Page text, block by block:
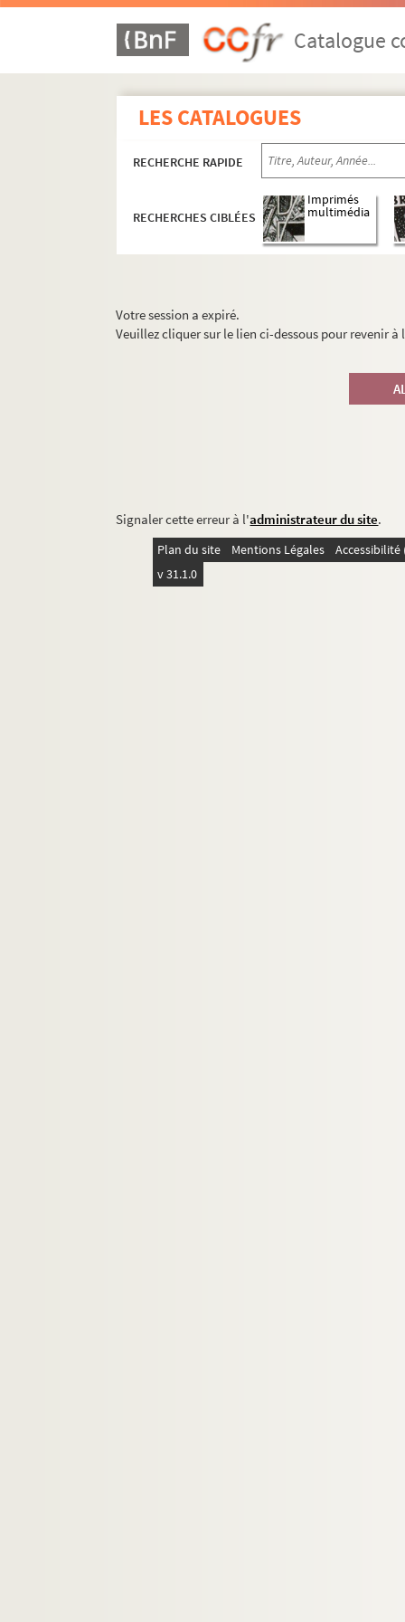
Catalogue
LES CATALOGUES
RECHERCHE RAPIDE
RECHERCHES CIBLÉES
Imprimés
multimédia
Votre session a expiré.
Veuillez cliquer sur le lien ci-dessous pour revenir
Signaler cette erreur à l'administrateur du site.
Plan du site Mentions Légales
v 31.1.0